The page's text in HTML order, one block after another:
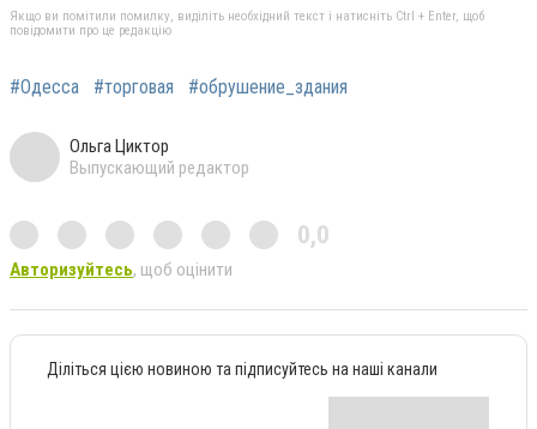
Якщо ви помітили помилку, виділіть необхідний текст і натисніть Ctrl + Enter, щоб
повідомити про це редакцію
#Одесса #торговая #обрушение_здания
Ольга Циктор
Выпускающий редактор
0,0
Авторизуйтесь, щоб оцінити
Діліться цією новиною та підписуйтесь на наші канали